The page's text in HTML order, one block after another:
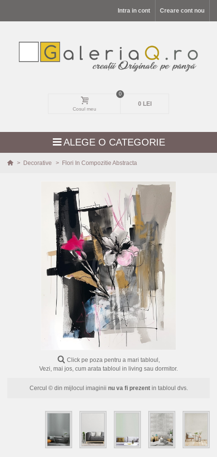
Intra in cont Creare cont nou
Cosul meu
0
0 LEI
ALEGE O CATEGORIE
> Decorative > Flori In Compozitie Abstracta
Click pe poza pentru a mari tabloul,
Vezi, mai jos, cum arata tabloul in living sau dormitor.
Cercul © din mijlocul imaginii nu va fi prezentin tabloul dvs.